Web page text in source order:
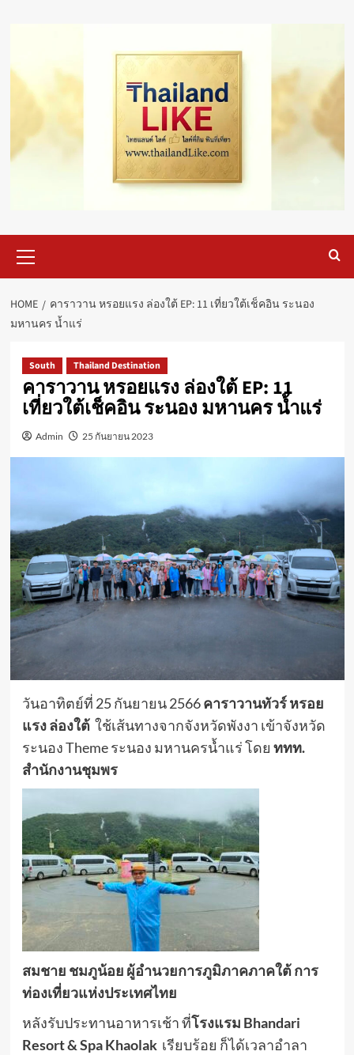
Menu
HOME
คาราวาน หรอยแรง ล่องใต้ EP: 11 เที่ยวใต้เช็คอิน ระนอง
มหานคร น้ำแร่
South Thailand Destination
คาราวาน หรอยแรง ล่องใต้ EP: 11
เที่ยวใต้เช็คอิน ระนอง มหานคร น้ำแร่
Admin 25 กันยายน 2023
วันอาทิตย์ที่ 25 กันยายน 2566คาราวานทัวร์ หรอย
แรง ล่องใต้ใช้เส้นทางจากจังหวัดพังงา เข้าจังหวัด
ระนอง Theme ระนอง มหานครน้ำแร่ โดย ททท.
สำนักงานชุมพร
สมชาย ชมภูน้อย ผู้อำนวยการภูมิภาคภาคใต้ การ
ท่องเที่ยวแห่งประเทศไทย
หลังรับประทานอาหารเช้า ที่โรงแรม Bhandari
Resort & Spa Khaolak เรียบร้อย ก็ได้เวลาอำลา